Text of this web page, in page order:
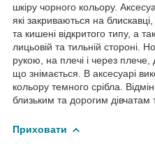
шкіру чорного кольору.
які закриваються на
та кишені відкритого типу, а
лицьовій та тильній стороні.
рукою, на плечі і через плече,
що знімається. В аксесуарі
кольору темного срібла.
близьким та дорогим дівчатам
Приховати